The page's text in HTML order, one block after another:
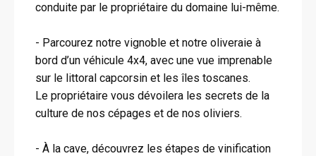
conduite par le propriétaire du domaine lui-même.
- Parcourez notre vignoble et notre oliveraie à
bord d’un véhicule 4x4, avec une vue imprenable
sur le littoral capcorsin et les îles toscanes.
Le propriétaire vous dévoilera les secrets de la
culture de nos cépages et de nos oliviers.
- À la cave, découvrez les étapes de vinification